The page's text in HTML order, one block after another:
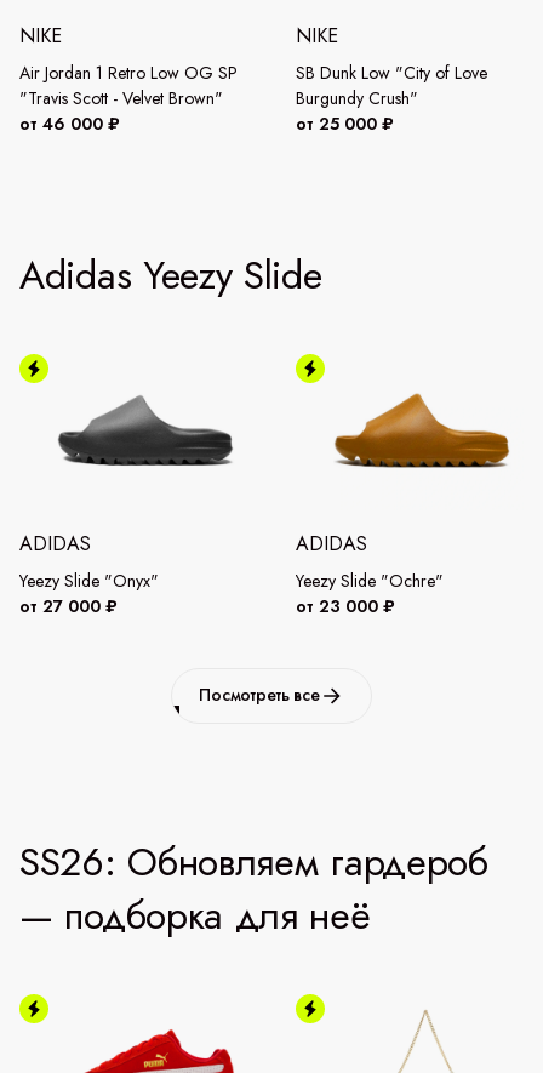
NIKE
Air Jordan 1 Retro Low OG SP
"Travis Scott - Velvet Brown"
от 46 000 ₽
NIKE
SB Dunk Low "City of Love
Burgundy Crush"
от 25 000 ₽
Adidas Yeezy Slide
ADIDAS
Yeezy Slide "Onyx"
от 27 000 ₽
ADIDAS
Yeezy Slide "Ochre"
от 23 000 ₽
Посмотреть все
SS26: Обновляем гардероб
— подборка для неё